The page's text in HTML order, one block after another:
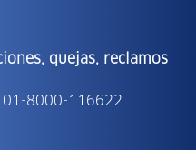
quejas, reclamos
01-8000-116622